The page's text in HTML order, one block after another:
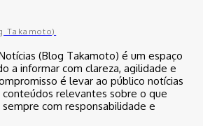
Takamoto)
(Blog Takamoto) é um espaço
a informar com clareza, agilidade e
é levar ao público notícias
conteúdos relevantes sobre o que
com responsabilidade e